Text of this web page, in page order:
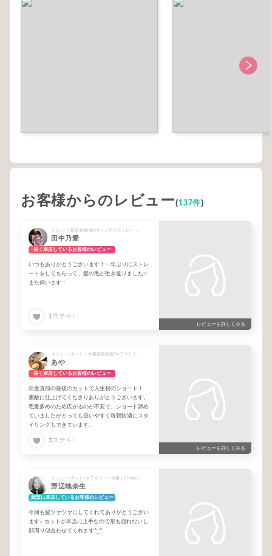
お客様からのレビュー(137件)
田中乃愛
長く来店しているお客様のレビュー
いつもありがとうございます！一年ぶりにストレ
ートをしてもらって、髪の毛が生き返りました✨
また伺います！
1 ステキ!
レビューを詳しくみる
あや
長く来店しているお客様のレビュー
出産直前の最後のカットで人生初のショート！
素敵に仕上げてくださりありがとうございます。
毛量多めのため広がるのが不安で、ショート諦め
ていましたがとっても扱いやすく毎朝快適にスタ
イリングもできています。
3ステキ!
レビューを詳しくみる
野辺地奈生
頻繁に来店しているお客様のレビュー
今回も髪ツヤツヤにしてくれてありがとうござい
ます♪ カットが本当に上手なので形も崩れないし
顔周り似合わせてくれます^_^